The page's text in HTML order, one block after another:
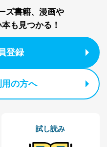
は公表することによって
益を害するおそれがある
法令の定める事務を遂行
がある場合であって、利
が明らかな場合
保有個人データの本人ま
の通知、開示、変更等
）、利用停止等（「利用
の提供の停止」）の求め
す。 当社顧客の皆様の
ズ書籍、漫画や
も見つかる！
登録
の方へ
試し読み